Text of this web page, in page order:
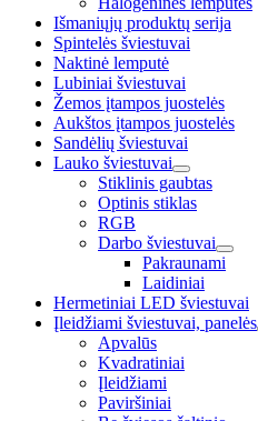
Išmaniųjų produktų serija
Spintelės šviestuvai
Naktinė lemputė
Lubiniai šviestuvai
Žemos įtampos juostelės
Aukštos įtampos juostelės
Sandėlių šviestuvai
Lauko šviestuvai
Stiklinis gaubtas
Optinis stiklas
RGB
Darbo šviestuvai
Pakraunami
Laidiniai
Hermetiniai LED šviestuvai
Įleidžiami šviestuvai, panelės
Apvalūs
Kvadratiniai
Įleidžiami
Paviršiniai